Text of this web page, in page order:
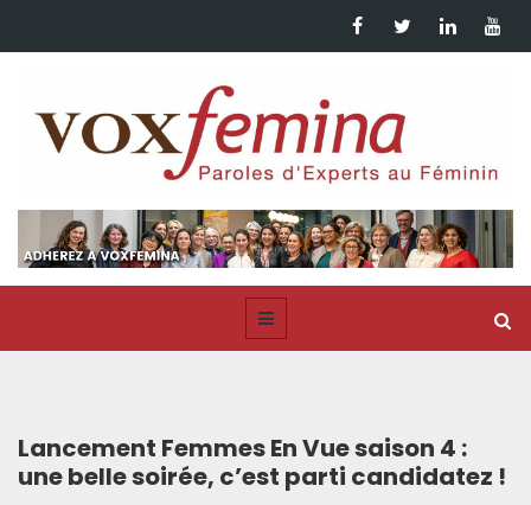
Lancement Femmes En Vue saison 4 :
une belle soirée, c’est parti candidatez !